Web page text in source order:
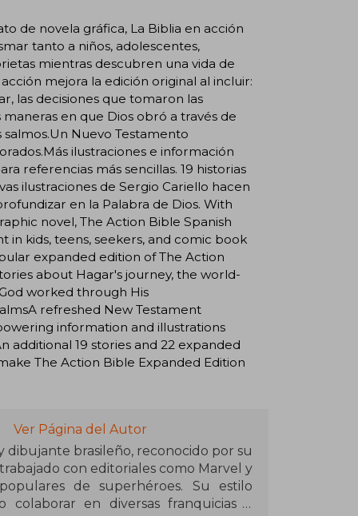
de novela gráfica, La Biblia en acción
tanto a niños, adolescentes,
mientras descubren una vida de
mejora la edición original al incluir:
las decisiones que tomaron las
en que Dios obró a través de
Nuevo Testamento
ilustraciones e información
referencias más sencillas. 19 historias
ilustraciones de Sergio Cariello hacen
en la Palabra de Dios. With
novel, The Action Bible Spanish
kids, teens, seekers, and comic book
expanded edition of The Action
about Hagar's journey, the world-
worked through His
refreshed New Testament
information and illustrations
19 stories and 22 expanded
The Action Bible Expanded Edition
Ver Página del Autor
dibujante brasileño, reconocido por su
con editoriales como Marvel y
de superhéroes. Su estilo
en diversas franquicias y